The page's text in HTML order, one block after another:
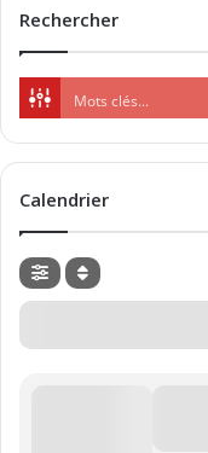
Rechercher
Calendrier